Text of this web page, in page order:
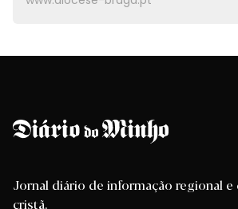
Jornal diário de informação regional e
cristã.